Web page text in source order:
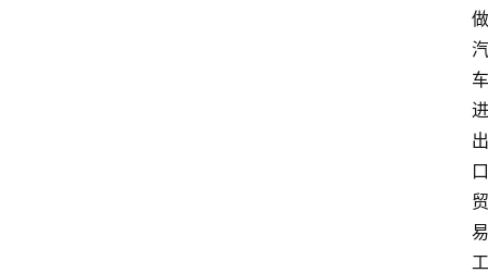
做
汽
车
进
出
口
贸
易
工